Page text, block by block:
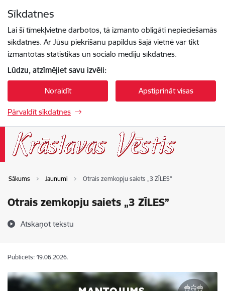
Sīkdatnes
Lai šī tīmekļvietne darbotos, tā izmanto obligāti nepieciešamās
sīkdatnes. Ar Jūsu piekrišanu papildus šajā vietnē var tikt
izmantotas statistikas un sociālo mediju sīkdatnes.
Lūdzu, atzīmējiet savu izvēli:
Noraidīt Apstiprināt visas
Pārvaldīt sīkdatnes
Sākums Jaunumi Otrais zemkopju saiets „3 ZĪLES”
Otrais zemkopju saiets „3 ZĪLES”
Atskaņot tekstu
Publicēts: 19.06.2026.